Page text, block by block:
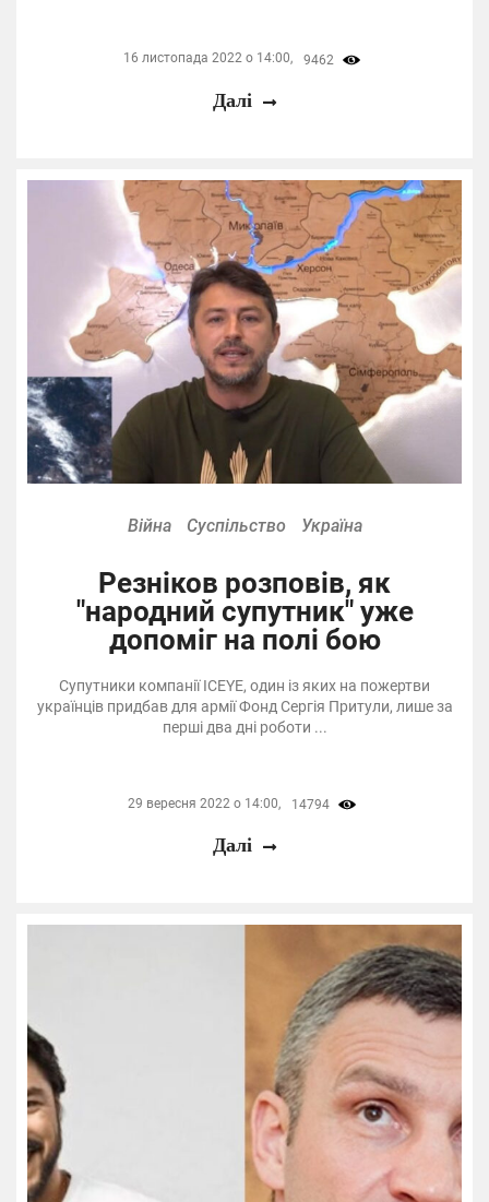
16 листопада 2022 о 14:00, 9462
Далі
Війна Суспільство Україна
Резніков розповів, як
"народний супутник" уже
допоміг на полі бою
Супутники компанії ICEYE, один із яких на пожертви
українців придбав для армії Фонд Сергія Притули, лише за
перші два дні роботи ...
29 вересня 2022 о 14:00, 14794
Далі